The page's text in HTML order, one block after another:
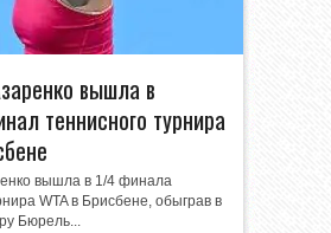
вышла в
теннисного турнира
вышла в 1/4 финала
WTA в Брисбене, обыграв в
Бюрель...